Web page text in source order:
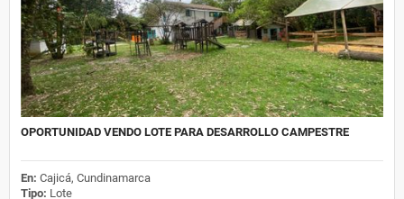
OPORTUNIDAD VENDO LOTE PARA DESARROLLO CAMPESTRE
En: Cajicá, Cundinamarca
Tipo: Lote